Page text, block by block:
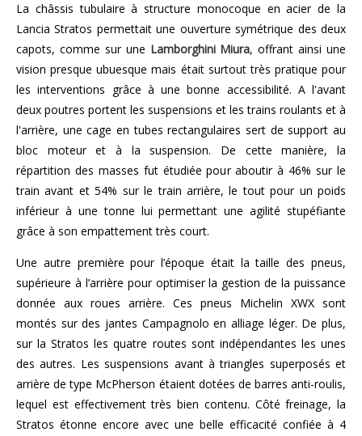
La châssis tubulaire à structure monocoque en acier de la
Lancia Stratos permettait une ouverture symétrique des deux
capots, comme sur une Lamborghini Miura, offrant ainsi une
vision presque ubuesque mais était surtout très pratique pour
les interventions grâce à une bonne accessibilité. A l'avant
deux poutres portent les suspensions et les trains roulants et à
l'arrière, une cage en tubes rectangulaires sert de support au
bloc moteur et à la suspension. De cette manière, la
répartition des masses fut étudiée pour aboutir à 46% sur le
train avant et 54% sur le train arrière, le tout pour un poids
inférieur à une tonne lui permettant une agilité stupéfiante
grâce à son empattement très court.
Une autre première pour l’époque était la taille des pneus,
supérieure à l’arrière pour optimiser la gestion de la puissance
donnée aux roues arrière. Ces pneus Michelin XWX sont
montés sur des jantes Campagnolo en alliage léger. De plus,
sur la Stratos les quatre routes sont indépendantes les unes
des autres. Les suspensions avant à triangles superposés et
arrière de type McPherson étaient dotées de barres anti-roulis,
lequel est effectivement très bien contenu. Côté freinage, la
Stratos étonne encore avec une belle efficacité confiée à 4